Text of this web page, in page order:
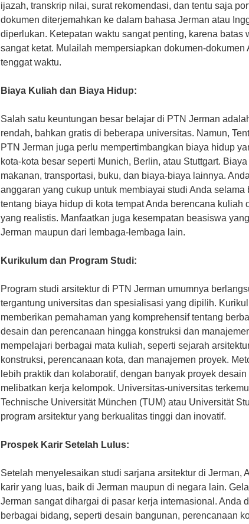
ijazah, transkrip nilai, surat rekomendasi, dan tentu saja
dokumen diterjemahkan ke dalam bahasa Jerman atau
diperlukan. Ketepatan waktu sangat penting, karena batas
sangat ketat. Mulailah mempersiapkan dokumen-
tenggat waktu.
Biaya Kuliah dan Biaya Hidup:
Salah satu keuntungan besar belajar di PTN Jerman
rendah, bahkan gratis di beberapa universitas. Namun,
PTN Jerman juga perlu mempertimbangkan biaya hidup
kota-kota besar seperti Munich, Berlin, atau Stuttgart.
makanan, transportasi, buku, dan biaya-biaya lainnya.
anggaran yang cukup untuk membiayai studi Anda
tentang biaya hidup di kota tempat Anda berencana kuliah
yang realistis. Manfaatkan juga kesempatan beasiswa
Jerman maupun dari lembaga-lembaga lain.
Kurikulum dan Program Studi:
Program studi arsitektur di PTN Jerman umumnya
tergantung universitas dan spesialisasi yang dipilih.
memberikan pemahaman yang komprehensif tentang
desain dan perencanaan hingga konstruksi dan
mempelajari berbagai mata kuliah, seperti sejarah
konstruksi, perencanaan kota, dan manajemen proyek.
lebih praktik dan kolaboratif, dengan banyak proyek
melibatkan kerja kelompok. Universitas-universitas
Technische Universität München (TUM) atau Universität
program arsitektur yang berkualitas tinggi dan inovatif.
Prospek Karir Setelah Lulus:
Setelah menyelesaikan studi sarjana arsitektur di Jerman,
karir yang luas, baik di Jerman maupun di negara lain.
Jerman sangat dihargai di pasar kerja internasional. Anda
berbagai bidang, seperti desain bangunan, perencanaan